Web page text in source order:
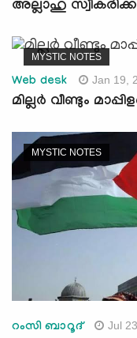
അല്ലാഹു
MYSTIC NOTES
Web desk Jan 19,
മില്ലര്‍ വീണ്ടും
MYSTIC NOTES
റംസി ബാറൂദ് Jul